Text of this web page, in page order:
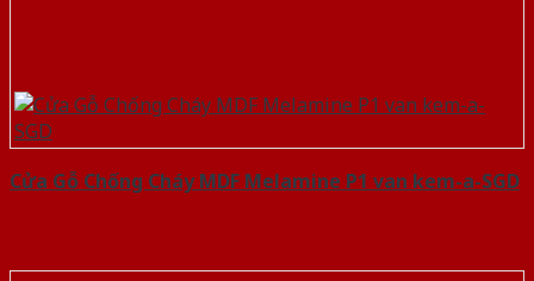
Cửa Gỗ Chống Cháy MDF Melamine P1 van kem-a-SGD